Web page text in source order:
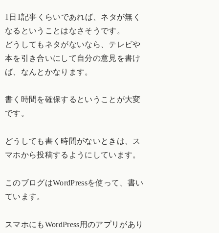
1日1記事くらいであれば、ネタが無く
なるということはなさそうです。
どうしてもネタがないなら、テレビや
本を引き合いにして自分の意見を書け
ば、なんとかなります。
書く時間を確保するということが大変
です。
どうしても書く時間がないときは、ス
マホから投稿するようにしています。
このブログはWordPressを使って、書い
ています。
スマホにもWordPress用のアプリがあり